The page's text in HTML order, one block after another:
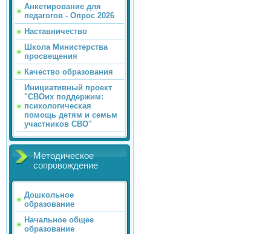
Анкетирование для
педагогов - Опрос 2026
Наставничество
Школа Министерства
просвещения
Качество образования
Инициативный проект
"СВОих поддержим:
психологическая
помощь детям и семьм
участников СВО"
Методическое
сопровождение
Дошкольное
образование
Начальное общее
образование